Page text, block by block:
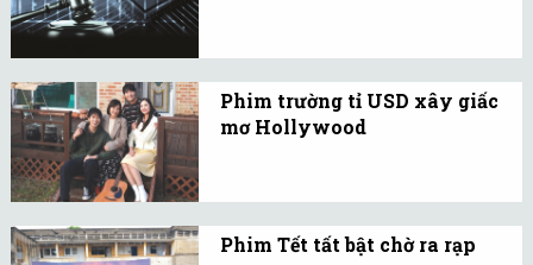
nhất để một quốc gia từ
bỏ tiếng xấu “tiêu thụ nội
dung lậu”, trở thành
Phim trường tỉ USD xây giấc
mơ Hollywood
thành “trung tâm sản
xuất điện ảnh” của khu
Phim Tết tất bật chờ ra rạp